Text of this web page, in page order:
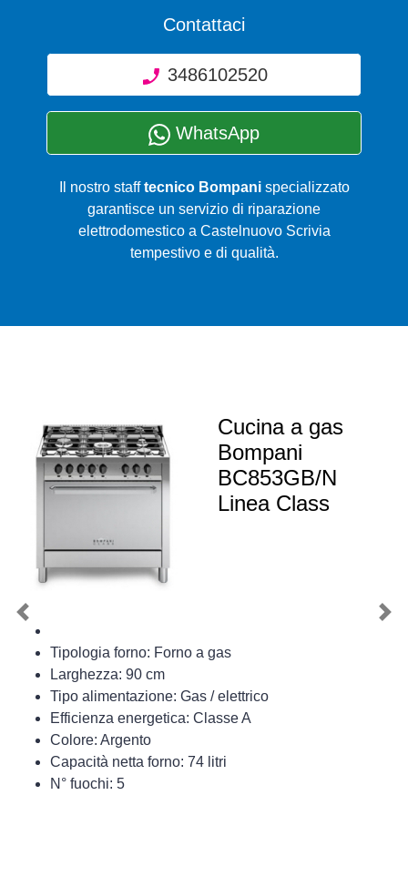
Contattaci
3486102520
WhatsApp
Il nostro stafftecnico Bompanispecializzato
garantisce un servizio di riparazione
elettrodomestico a Castelnuovo Scrivia
tempestivo e di qualità.
Cucina a gas
Bompani
BC853GB/N
Linea Class
Tipologia forno: Forno a gas
Larghezza: 90 cm
Tipo alimentazione: Gas / elettrico
Efficienza energetica: Classe A
Colore: Argento
Capacità netta forno: 74 litri
N° fuochi: 5
Previous